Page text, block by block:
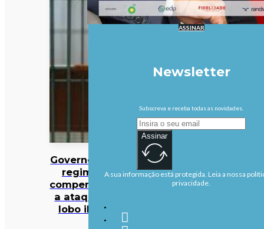
Governo altera
regime de
compensações
a ataques de
lobo ibérico
ASSINAR
Newsletter
Subscreva e receba todas as novidades.
Assinar
A sua informação está protegida. Leia a nossa
privacidade.